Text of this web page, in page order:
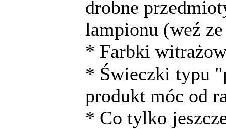
drobne
lampionu (weź
* Farbki
* Świeczki typu
produkt móc od
* Co tylko